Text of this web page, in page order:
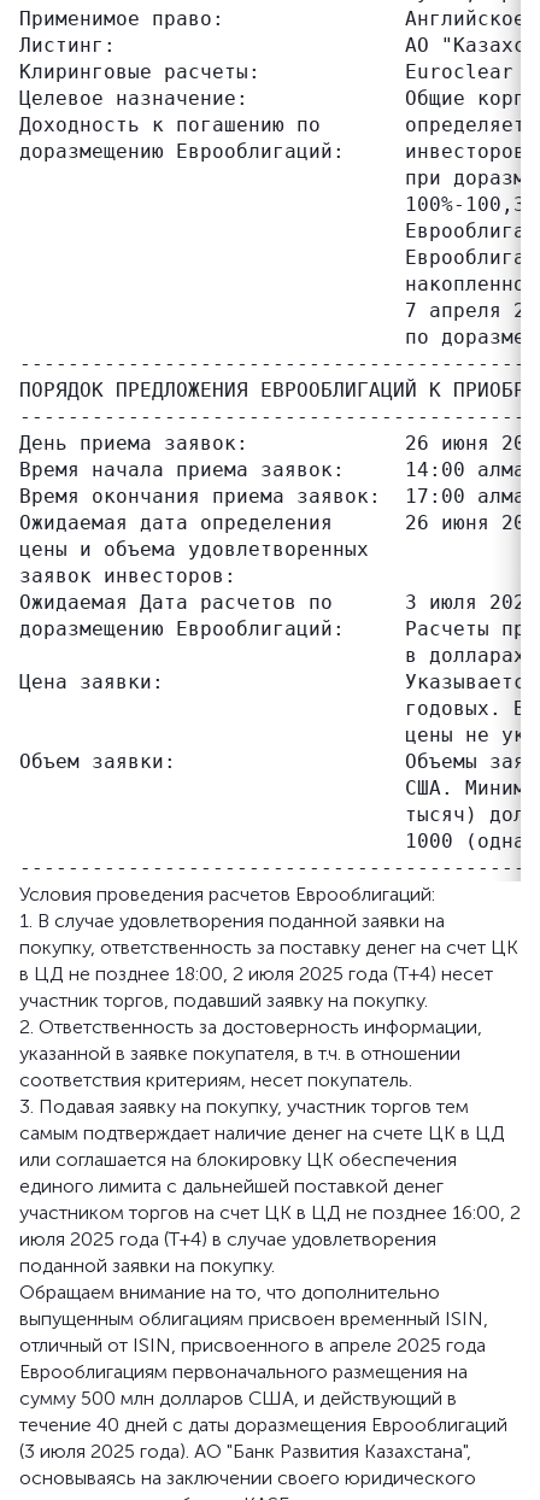
Применимое право:               Английское
Листинг:                        АО
Клиринговые расчеты:            Euroclear /
Целевое назначение:             Общие
Доходность к погашению по
доразмещению Еврооблигаций:
при
100%-
7 апреля
по
ПОРЯДОК ПРЕДЛОЖЕНИЯ ЕВРООБЛИГАЦИЙ К
День приема заявок:             26 июня
Время начала приема заявок:     14:00
Время окончания приема заявок:  17:00
Ожидаемая дата определения      26 июня
цены и объема удовлетворенных
заявок инвесторов:
Ожидаемая Дата расчетов по      3 июля
доразмещению Еврооблигаций:     Расчеты при
в долларах
Цена заявки:                    Указывается
годовых.
цены не
Объем заявки:                   Объемы заявок
США.
тысяч)
1000 (одна
Условия проведения расчетов Еврооблигаций:
1. В случае удовлетворения поданной заявки на
покупку, ответственность за поставку денег на счет ЦК
в ЦД не позднее 18:00, 2 июля 2025 года (T+4) несет
участник торгов, подавший заявку на покупку.
2. Ответственность за достоверность информации,
указанной в заявке покупателя, в т.ч. в отношении
соответствия критериям, несет покупатель.
3. Подавая заявку на покупку, участник торгов тем
самым подтверждает наличие денег на счете ЦК в ЦД
или соглашается на блокировку ЦК обеспечения
единого лимита с дальнейшей поставкой денег
участником торгов на счет ЦК в ЦД не позднее 16:00, 2
июля 2025 года (T+4) в случае удовлетворения
поданной заявки на покупку.
Обращаем внимание на то, что дополнительно
выпущенным облигациям присвоен временный ISIN,
отличный от ISIN, присвоенного в апреле 2025 года
Еврооблигациям первоначального размещения на
сумму 500 млн долларов США, и действующий в
течение 40 дней с даты доразмещения Еврооблигаций
(3 июля 2025 года). АО "Банк Развития Казахстана",
основываясь на заключении своего юридического